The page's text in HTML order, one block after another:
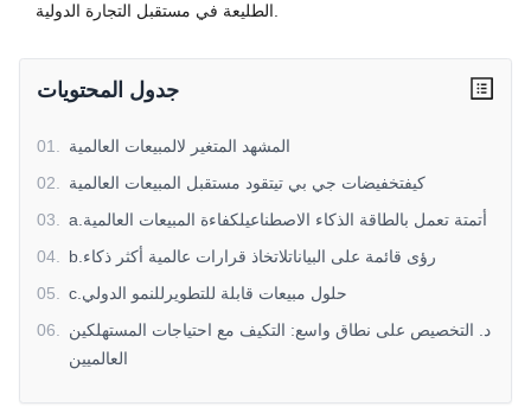
الطليعة في مستقبل التجارة الدولية.
جدول المحتويات
01
المشهد المتغير لالمبيعات العالمية
02
كيفتخفيضات جي بي تيتقود مستقبل المبيعات العالمية
03
a.أتمتة تعمل بالطاقة الذكاء الاصطناعيلكفاءة المبيعات العالمية
04
b.رؤى قائمة على البياناتلاتخاذ قرارات عالمية أكثر ذكاء
05
c.حلول مبيعات قابلة للتطويرللنمو الدولي
06
د. التخصيص على نطاق واسع: التكيف مع احتياجات المستهلكين
العالميين